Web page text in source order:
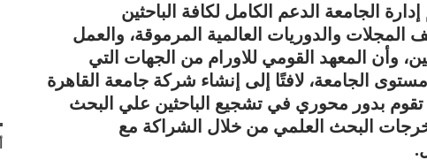
الجامعة الدعم الكامل لكافة الباحثين
والدوريات العالمية المرموقة، والعمل
وأن المعهد القومي للاورام من الجهات التي
الجامعة، لافتًا إلى إنشاء شركة جامعة القاهرة
تقوم بدور محوري في تشجيع الباحثين علي البحث
البحث العلمي من خلال الشراكة مع